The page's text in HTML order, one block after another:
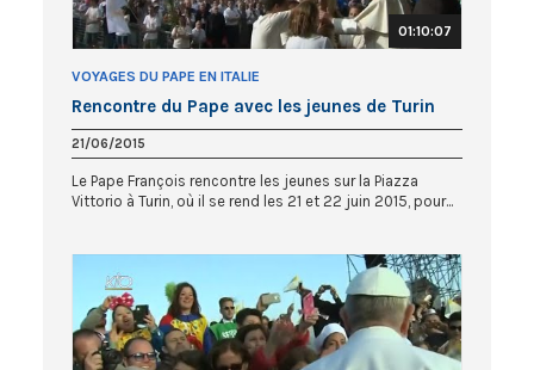
01:10:07
VOYAGES DU PAPE EN ITALIE
Rencontre du Pape avec les jeunes de Turin
21/06/2015
Le Pape François rencontre les jeunes sur la Piazza
Vittorio à Turin, où il se rend les 21 et 22 juin 2015, pour...